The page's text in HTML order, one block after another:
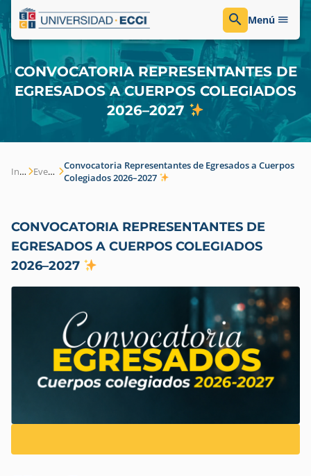
Menú
CONVOCATORIA REPRESENTANTES DE
EGRESADOS A CUERPOS COLEGIADOS
2026–2027
Inicio Eventos
Convocatoria Representantes de Egresados a Cuerpos
Colegiados 2026–2027
CONVOCATORIA REPRESENTANTES DE
EGRESADOS A CUERPOS COLEGIADOS
2026–2027